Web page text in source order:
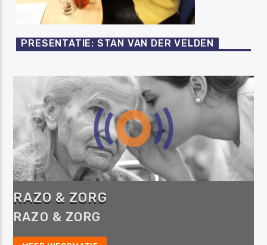
PRESENTATIE: STAN VAN DER VELDEN
RAZO & ZORG
RAZO & ZORG